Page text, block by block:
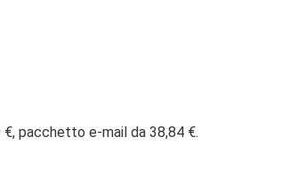
pacchetto e-mail da 38,84 €.